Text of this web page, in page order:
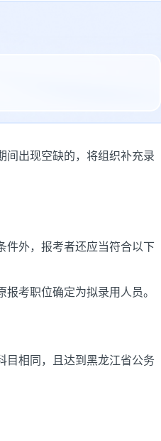
间出现空缺的，将组织补充录
件外，报考者还应当符合以下
考职位确定为拟录用人员。
目相同，且达到黑龙江省公务